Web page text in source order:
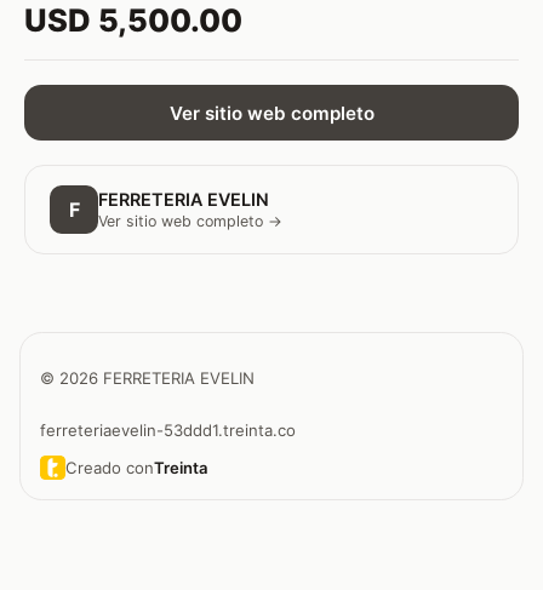
USD 5,500.00
Ver sitio web completo
F FERRETERIA EVELIN
Ver sitio web completo →
© 2026 FERRETERIA EVELIN
ferreteriaevelin-53ddd1.treinta.co
Creado conTreinta